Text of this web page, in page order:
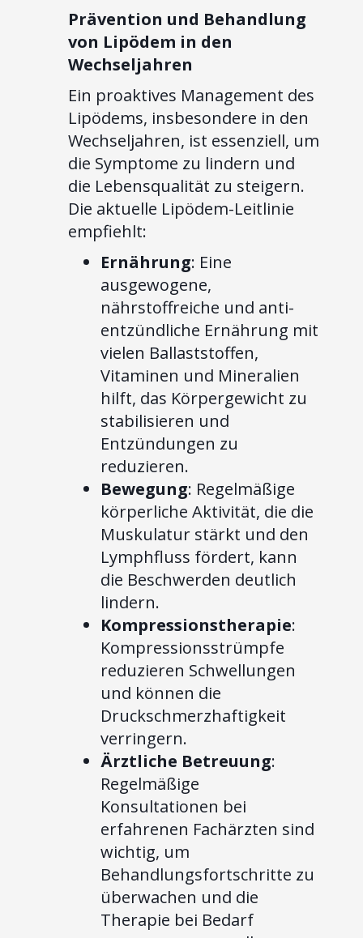
Prävention und Behandlung
von Lipödem in den
Wechseljahren
Ein proaktives Management des
Lipödems, insbesondere in den
Wechseljahren, ist essenziell, um
die Symptome zu lindern und
die Lebensqualität zu steigern.
Die aktuelle Lipödem-Leitlinie
empfiehlt:
Ernährung: Eine
ausgewogene,
nährstoffreiche und anti-
entzündliche Ernährung mit
vielen Ballaststoffen,
Vitaminen und Mineralien
hilft, das Körpergewicht zu
stabilisieren und
Entzündungen zu
reduzieren.
Bewegung: Regelmäßige
körperliche Aktivität, die die
Muskulatur stärkt und den
Lymphfluss fördert, kann
die Beschwerden deutlich
lindern.
Kompressionstherapie:
Kompressionsstrümpfe
reduzieren Schwellungen
und können die
Druckschmerzhaftigkeit
verringern.
Ärztliche Betreuung:
Regelmäßige
Konsultationen bei
erfahrenen Fachärzten sind
wichtig, um
Behandlungsfortschritte zu
überwachen und die
Therapie bei Bedarf